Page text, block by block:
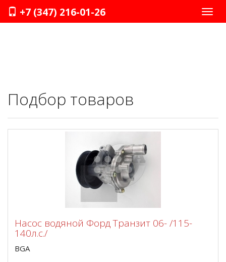
+7 (347) 216-01-26
Подбор товаров
Насос водяной Форд Транзит 06- /115-
140л.с./
BGA